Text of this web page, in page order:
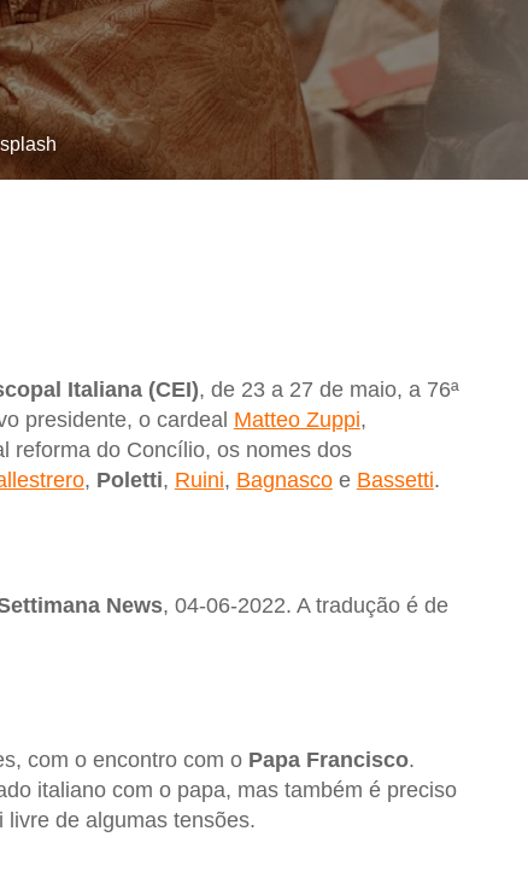
Italiana (CEI), de 23 a 27 de maio, a 76ª
presidente, o cardeal Matteo Zuppi,
reforma do Concílio, os nomes dos
, Poletti, Ruini, Bagnascoe Bassetti.
News, 04-06-2022. A tradução é de
com o encontro com o Papa Francisco.
italiano com o papa, mas também é preciso
de algumas tensões.